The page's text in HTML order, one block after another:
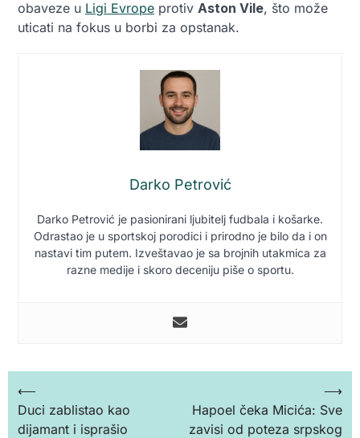
obaveze u Ligi Evrope protiv Aston Vile, što može
uticati na fokus u borbi za opstanak.
Darko Petrović
Darko Petrović je pasionirani ljubitelj fudbala i košarke.
Odrastao je u sportskoj porodici i prirodno je bilo da i on
nastavi tim putem. Izveštavao je sa brojnih utakmica za
razne medije i skoro deceniju piše o sportu.
Кретање
чланка
⟵
Duci zablistao kao
dijamant i isprašio
Hapoel čeka Micića: Sve
zavisi od poteza srpskog
⟶